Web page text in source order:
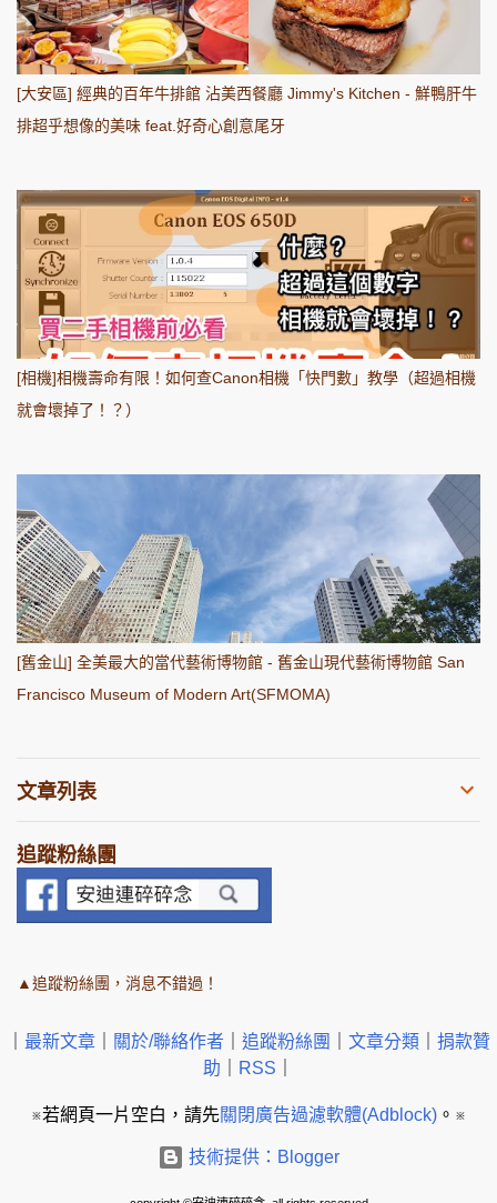
[大安區] 經典的百年牛排館 沾美西餐廳 Jimmy's Kitchen - 鮮鴨肝牛
排超乎想像的美味 feat.好奇心創意尾牙
[相機]相機壽命有限！如何查Canon相機「快門數」教學（超過相機
就會壞掉了！？）
[舊金山] 全美最大的當代藝術博物館 - 舊金山現代藝術博物館 San
Francisco Museum of Modern Art(SFMOMA)
文章列表
追蹤粉絲團
▲追蹤粉絲團，消息不錯過！
最新文章 關於/聯絡作者 追蹤粉絲團 文章分類
捐款贊
助
RSS
※若網頁一片空白，請先關閉廣告過濾軟體(Adblock) 。※
技術提供：Blogger